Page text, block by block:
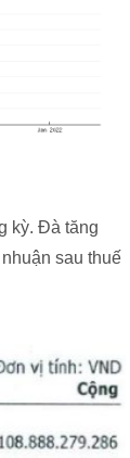
kỳ. Đà tăng
sau thuế